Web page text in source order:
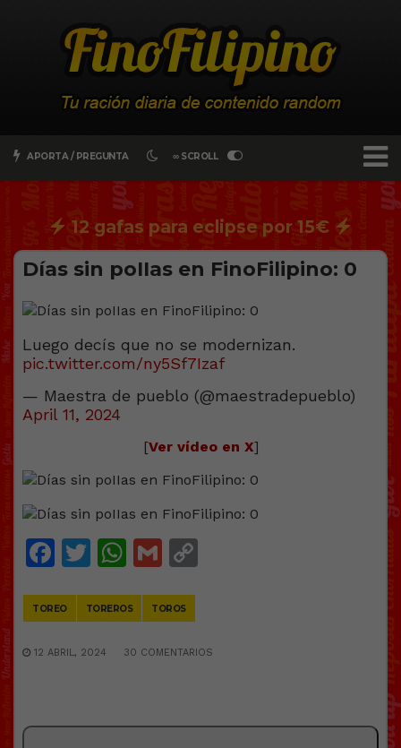
APORTA / PREGUNTA ∞ SCROLL
12 gafas para eclipse por 15€
Días sin poIIas en FinoFilipino: 0
Luego decís que no se modernizan.
pic.twitter.com/ny5Sf7Izaf
— Maestra de pueblo (@maestradepueblo)
April 11, 2024
[Ver vídeo en X]
Facebook
Twitter
WhatsApp
Gmail
TOREO TOREROS TOROS
12 ABRIL, 2024 30 COMENTARIOS